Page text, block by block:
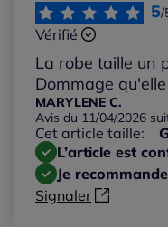
5/
Vérifié
La robe taille un
Dommage
MARYLENE C.
Avis du 11/04/2026
Cet article taille:
L’article est
Je
Signaler